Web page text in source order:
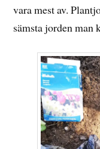
vara mest av.
sämsta jorden man